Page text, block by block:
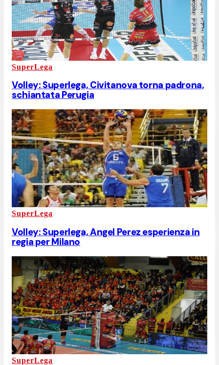
SuperLega
Volley: Superlega, Civitanova torna padrona,
schiantata Perugia
SuperLega
Volley: Superlega, Angel Perez esperienza in
regia per Milano
SuperLega